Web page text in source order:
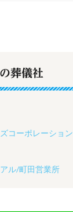
葬儀社
コーポレーション
ル/町田営業所